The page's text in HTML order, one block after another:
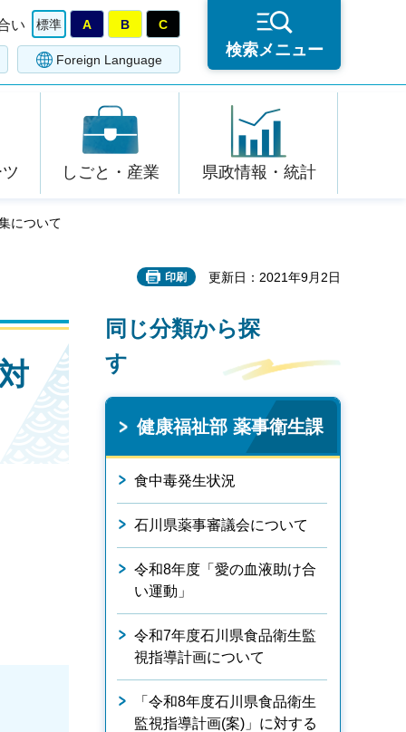
い 標準 A B C
Foreign Language
検索メニュー
しごと・産業 県政情報・統計
について
印刷 更新日：2021年9月2日
同じ分類から探
す
健康福祉部 薬事衛生課
食中毒発生状況
石川県薬事審議会について
令和8年度「愛の血液助け合
い運動」
令和7年度石川県食品衛生監
視指導計画について
「令和8年度石川県食品衛生
監視指導計画(案)」に対する